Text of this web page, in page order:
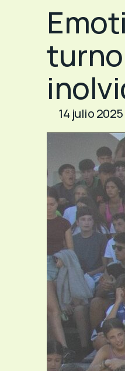
14 julio 2025